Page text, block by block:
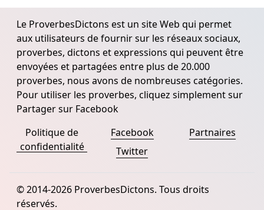
Le ProverbesDictons est un site Web qui permet
aux utilisateurs de fournir sur les réseaux sociaux,
proverbes, dictons et expressions qui peuvent être
envoyées et partagées entre plus de 20.000
proverbes, nous avons de nombreuses catégories.
Pour utiliser les proverbes, cliquez simplement sur
Partager sur Facebook
Politique de
confidentialité
Facebook
Twitter
Partnaires
© 2014-2026 ProverbesDictons. Tous droits
réservés.